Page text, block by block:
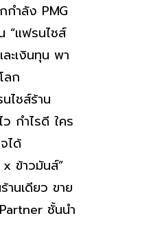
กำลัง PMG
“แฟรนไชส์
ะเงินทุน พา
ลก
ไชส์ร้าน
กำไรดี ใคร
ได้
x ข้าวมันส์”
านเดียว ขาย
ชั้นนำ